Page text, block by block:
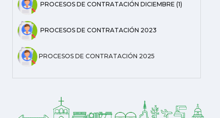
PROCESOS DE CONTRATACIÓN DICIEMBRE (1)
PROCESOS DE CONTRATACIÓN 2023
PROCESOS DE CONTRATACIÓN 2025